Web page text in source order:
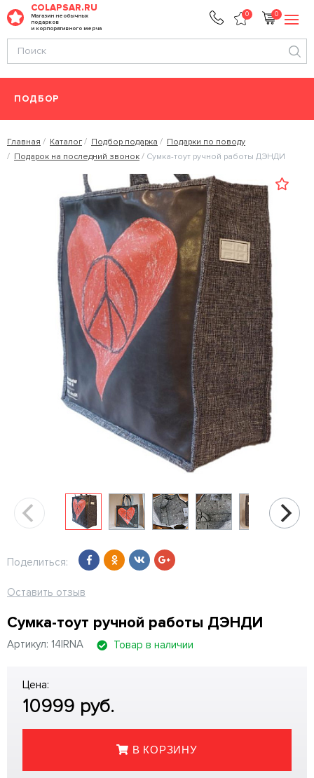
COLAPSAR.RU
Магазин необычных
подарков
и корпоративного мерча
0 0
ПОДБОР
Главная Каталог Подбор подарка
Подарки по поводу
Подарок на последний звонок
Сумка-тоут ручной работы ДЭНДИ
Поделиться:
Оставить отзыв
Сумка-тоут ручной работы ДЭНДИ
Артикул: 14IRNA Товар в наличии
Цена:
10999 руб.
В КОРЗИНУ